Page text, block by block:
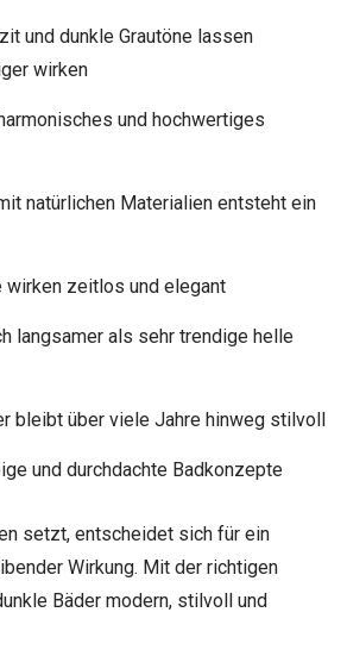
und dunkle Grautöne lassen
wirken
und hochwertiges
natürlichen Materialien entsteht ein
wirken zeitlos und elegant
langsamer als sehr trendige helle
bleibt über viele Jahre hinweg stilvoll
und durchdachte Badkonzepte
setzt, entscheidet sich für ein
Wirkung. Mit der richtigen
Bäder modern, stilvoll und